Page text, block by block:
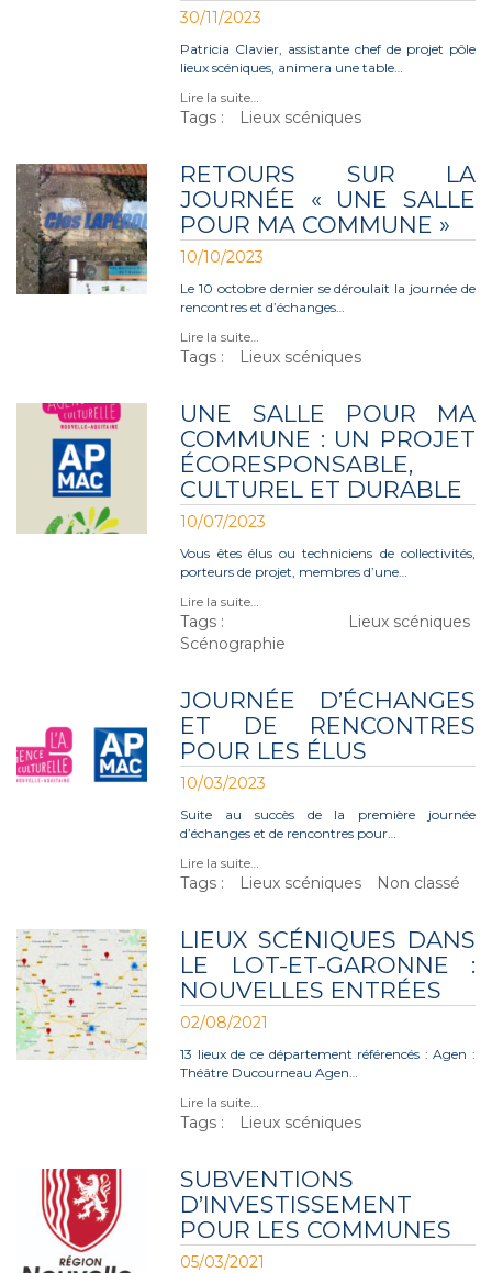
30/11/2023
Patricia Clavier, assistante chef de projet pôle
lieux scéniques, animera une table…
Lire la suite…
Tags : Lieux scéniques
RETOURS SUR LA
JOURNÉE « UNE SALLE
POUR MA COMMUNE »
10/10/2023
Le 10 octobre dernier se déroulait la journée de
rencontres et d’échanges…
Lire la suite…
Tags : Lieux scéniques
UNE SALLE POUR MA
COMMUNE : UN PROJET
ÉCORESPONSABLE,
CULTUREL ET DURABLE
10/07/2023
Vous êtes élus ou techniciens de collectivités,
porteurs de projet, membres d’une…
Lire la suite…
Tags :
Lieux scéniques
Scénographie
JOURNÉE D’ÉCHANGES
ET DE RENCONTRES
POUR LES ÉLUS
10/03/2023
Suite au succès de la première journée
d’échanges et de rencontres pour…
Lire la suite…
Tags : Lieux scéniques Non classé
LIEUX SCÉNIQUES DANS
LE LOT-ET-GARONNE :
NOUVELLES ENTRÉES
02/08/2021
13 lieux de ce département référencés : Agen :
Théâtre Ducourneau Agen…
Lire la suite…
Tags : Lieux scéniques
SUBVENTIONS
D’INVESTISSEMENT
POUR LES COMMUNES
05/03/2021